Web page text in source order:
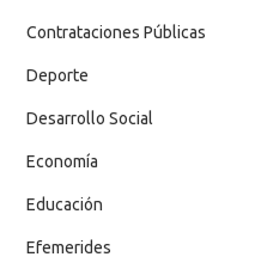
Contrataciones Públicas
Deporte
Desarrollo Social
Economía
Educación
Efemerides